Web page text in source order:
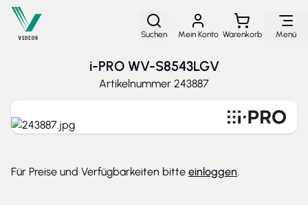
Direkt zum Inhalt
Suchen Mein Konto Warenkorb Menü
i-PRO WV-S8543LGV
Artikelnummer 243887
Für Preise und Verfügbarkeiten bitte einloggen.